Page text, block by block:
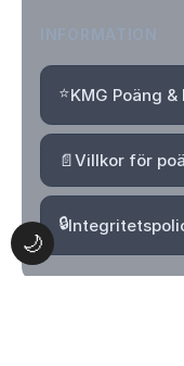
🌙
⭐KMG Poäng
📄Villkor för
🔒